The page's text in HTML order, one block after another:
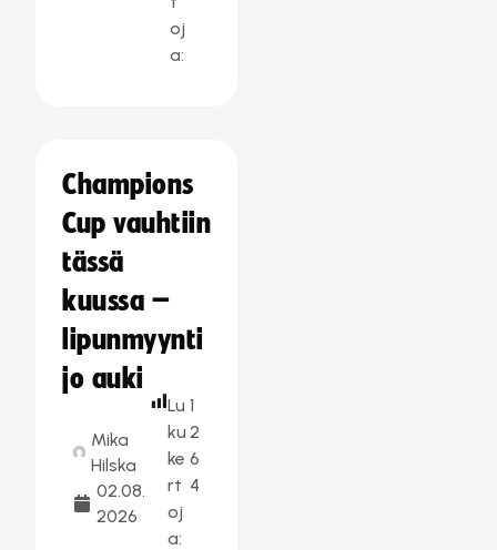
oj
a:
Champions
Cup vauhtiin
tässä
kuussa –
lipunmyynti
jo auki
Mika
Hilska
02.08.
2026
Lu
ku
ke
rt
oj
a:
1
2
6
4